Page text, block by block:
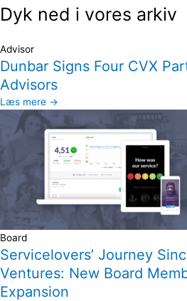
Dyk ned i vores arkiv
Advisor
Dunbar Signs Four CVX
Advisors
Læs mere →
Board
Servicelovers’ Journey
Ventures: New Board
Expansion